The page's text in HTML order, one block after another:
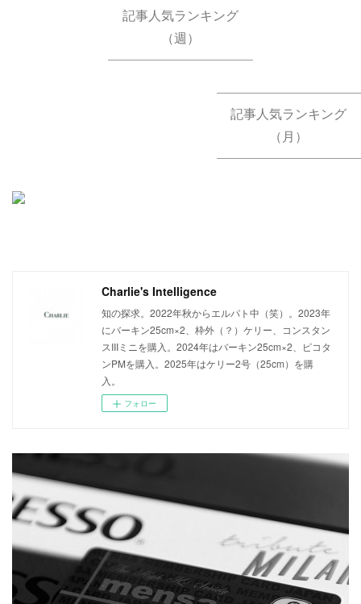
記事人気ランキング
（週）
記事人気ランキング
（月）
Charlie's Intelligence
知の探求。2022年秋からエルパト中（笑）。2023年
にバーキン25cm×2、枠外（？）ケリー、コンスタン
スIIIミニを購入。2024年はバーキン25cm×2、ピコタ
ンPMを購入。2025年はケリー2号（25cm）を購
入。
フォロー